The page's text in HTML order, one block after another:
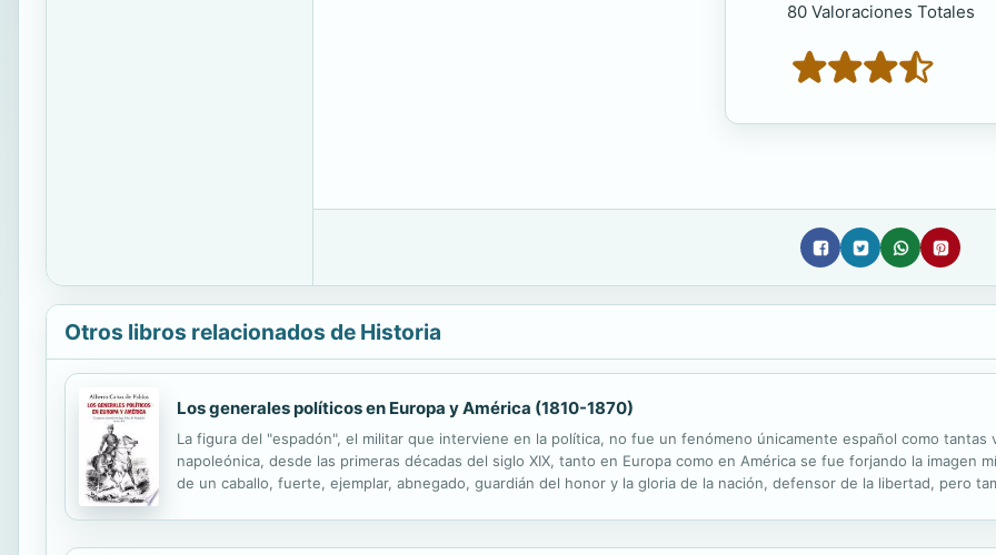
80 Valoraciones Totales
Otros libros relacionados de Historia
Los generales políticos en Europa y América (1810-1870)
La figura del "espadón", el militar que interviene en la política, no fue un fenómeno únicamente español como tantas
napoleónica, desde las primeras décadas del siglo XIX, tanto en Europa como en América se fue forjando la imagen
de un caballo, fuerte, ejemplar, abnegado, guardián del honor y la gloria de la nación, defensor de la libertad, pero